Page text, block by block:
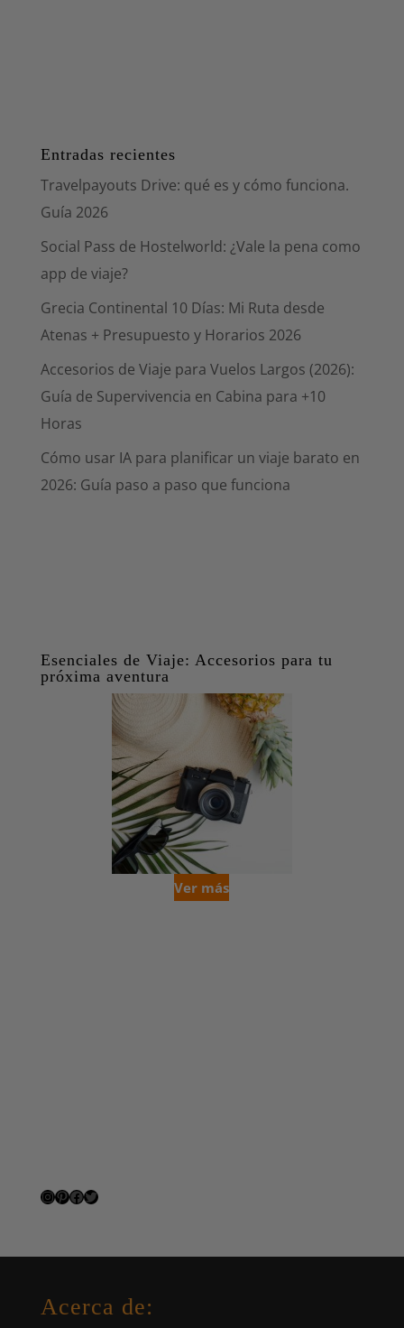
Entradas recientes
Travelpayouts Drive: qué es y cómo funciona.
Guía 2026
Social Pass de Hostelworld: ¿Vale la pena como
app de viaje?
Grecia Continental 10 Días: Mi Ruta desde
Atenas + Presupuesto y Horarios 2026
Accesorios de Viaje para Vuelos Largos (2026):
Guía de Supervivencia en Cabina para +10
Horas
Cómo usar IA para planificar un viaje barato en
2026: Guía paso a paso que funciona
Esenciales de Viaje: Accesorios para tu
próxima aventura
Ver más
Instagram
Pinterest
Facebook
Twitter
Acerca de: